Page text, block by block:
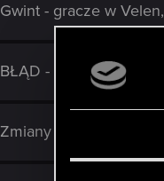
Gwint - gracze w
BŁĄD - Baron -
Zmiany w grze po